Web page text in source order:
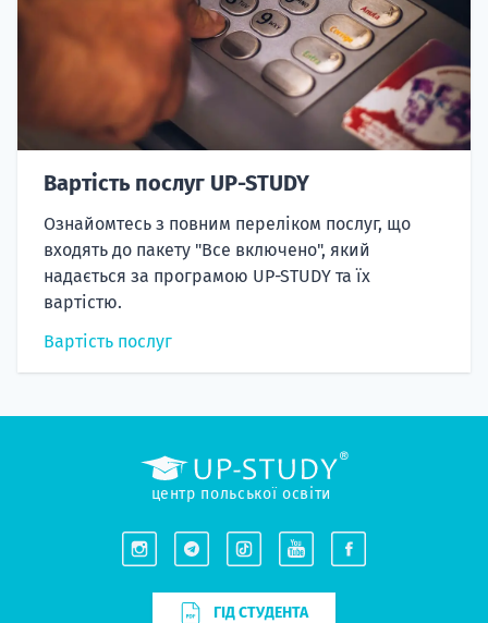
Вартість послуг UP-STUDY
Ознайомтесь з повним переліком послуг, що
входять до пакету "Все включено", який
надається за програмою UP-STUDY та їх
вартістю.
Вартість послуг
центр польської освіти
ГІД СТУДЕНТА